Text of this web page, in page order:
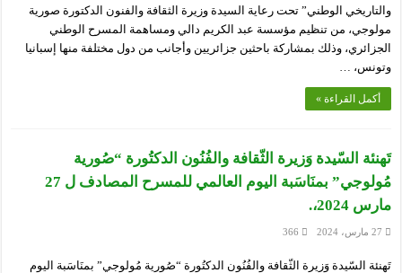
والتاريخي الوطني” تحت رعاية السيدة وزيرة الثقافة والفنون الدكتورة صورية
مولوجي، من تنظيم مؤسسة عبد الكريم دالي ومساهمة المسرح الوطني
الجزائري، وذلك بمشاركة باحثين جزائريين وأجانب من دول مختلفة منها إسبانيا
وتونس، …
أكمل القراءة »
تَهنئة السّيدة وَزيرة الثّقافة والفُنُون الدكتُورة “صُورية
مُولوجي” بمنَاسَبة اليوم العالمي للمسرح المصادف ل 27
مارس 2024،.
27 مارس، 2024 366
تَهنئة السّيدة وَزيرة الثّقافة والفُنُون الدكتُورة “صُورية مُولوجي” بمنَاسَبة اليوم